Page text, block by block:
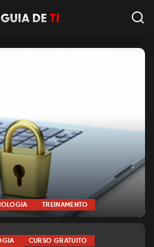
TREINAMENTO
CURSO GRATUITO